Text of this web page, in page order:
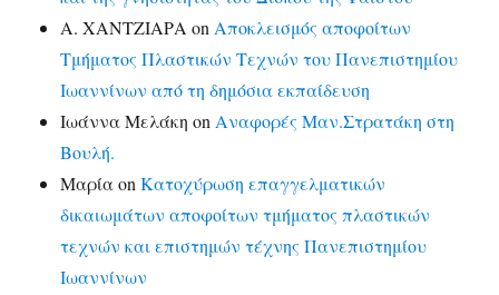
Α. ΧΑΝΤΖΙΑΡΑ on Αποκλεισμός αποφοίτων
Τμήματος Πλαστικών Τεχνών του Πανεπιστημίου
Ιωαννίνων από τη δημόσια εκπαίδευση
Ιωάννα Μελάκη on Αναφορές Μαν.Στρατάκη στη
Βουλή.
ΜαρίαonΚατοχύρωση επαγγελματικών
δικαιωμάτων αποφοίτων τμήματος πλαστικών
τεχνών και επιστημών τέχνης Πανεπιστημίου
Ιωαννίνων